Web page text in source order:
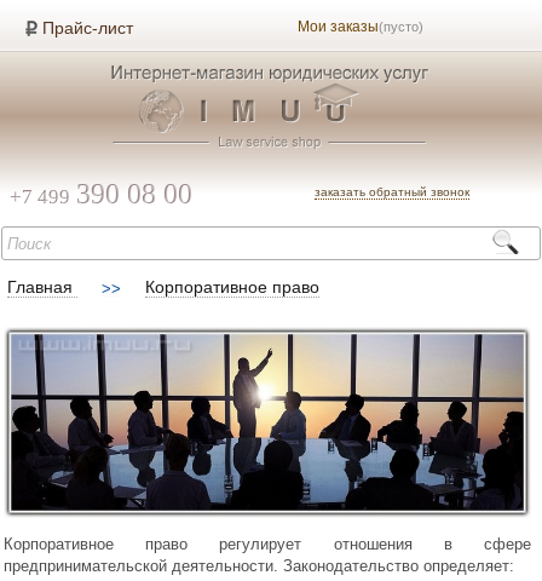
Прайс-лист Мои заказы(пусто)
+7 499 390 08 00 заказать обратный звонок
Главная Корпоративное право
Корпоративное право регулирует отношения в сфере
предпринимательской деятельности. Законодательство определяет: